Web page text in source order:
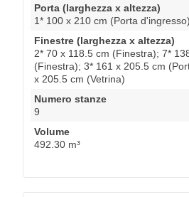
Porta (larghezza x altezza)
1* 100 x 210 cm (Porta
Finestre (larghezza x altezza)
2* 70 x 118.5 cm (Finestra); 7*
(Finestra); 3* 161 x 205.5 cm
x 205.5 cm (Vetrina)
Numero stanze
9
Volume
492.30 m³